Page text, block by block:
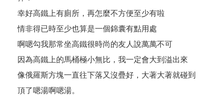
幸好高鐵上有廁所，再怎麼不方便至少有啦
情非得已時至少也算是一個錦囊有點用處
啊嗯勾我那常坐高鐵很時尚的友人說萬萬不可
因為高鐵上的馬桶極小無比，我一定會大到溢出來
像俄羅斯方塊一直往下落又沒疊好，大著大著就碰到
頂了嗯湯啊嗯湯。